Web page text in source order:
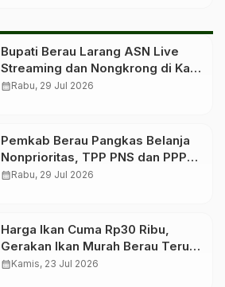
Bupati Berau Larang ASN Live
Streaming dan Nongkrong di Kafe
Saat Jam Kerja
calendar_monthRabu, 29 Jul 2026
Pemkab Berau Pangkas Belanja
Nonprioritas, TPP PNS dan PPPK
Tetap Dibayar
calendar_monthRabu, 29 Jul 2026
Harga Ikan Cuma Rp30 Ribu,
Gerakan Ikan Murah Berau Terus
Digelar Bergilir di 13 Kecamatan
calendar_monthKamis, 23 Jul 2026